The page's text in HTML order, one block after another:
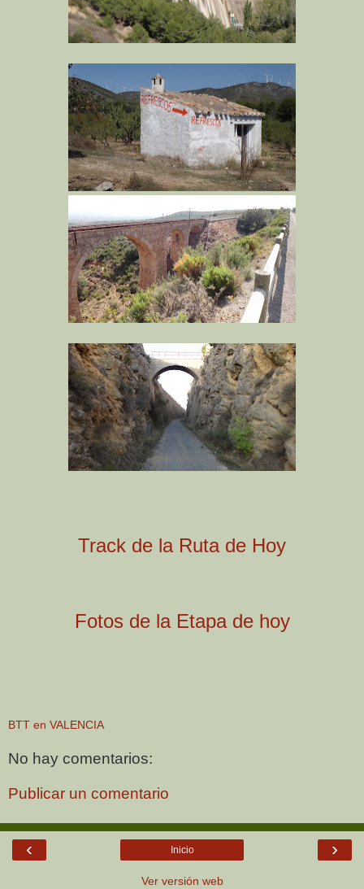
Track de la Ruta de Hoy
Fotos de la Etapa de hoy
BTT en VALENCIA
No hay comentarios:
Publicar un comentario
‹ ›
Inicio
Ver versión web